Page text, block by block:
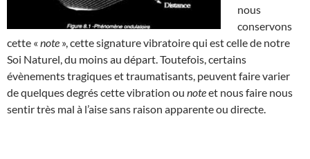
nous
conservons
cette « note », cette signature vibratoire qui est celle de notre
Soi Naturel, du moins au départ. Toutefois, certains
évènements tragiques et traumatisants, peuvent faire varier
de quelques degrés cette vibration ou noteet nous faire nous
sentir très mal à l’aise sans raison apparente ou directe.